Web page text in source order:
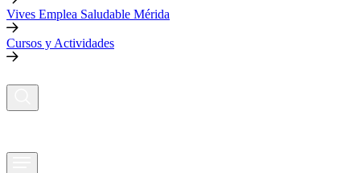
Vives Emplea Saludable Mérida
Cursos y Actividades